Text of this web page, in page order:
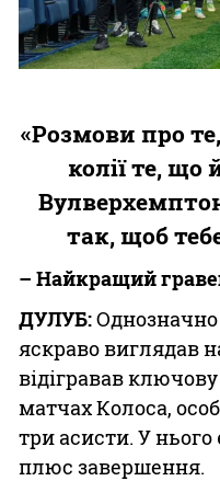
«Розмови про
колії те, що
так, щоб
– Найкращий
ДУЛУБ:
яскраво виглядав
відігравав
матчах Колоса,
три асисти. У нього
плюс завершення.